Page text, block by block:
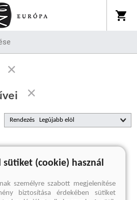
Rendezés
nincs találat
sütiket (cookie) használ
személyre szabott megjelenítése
biztosítása érdekében sütiket